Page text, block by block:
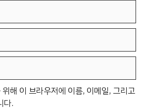
해 이 브라우저에 이름, 이메일, 그리고
다.